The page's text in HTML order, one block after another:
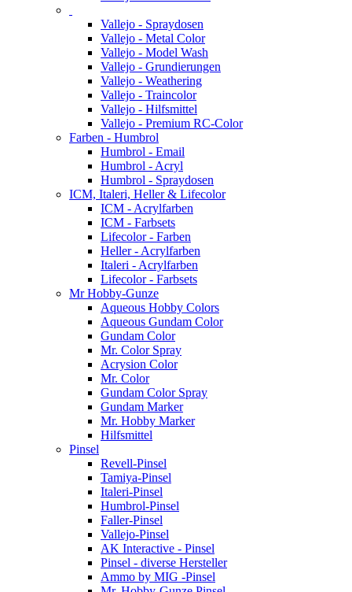
Vallejo - Spraydosen
Vallejo - Metal Color
Vallejo - Model Wash
Vallejo - Grundierungen
Vallejo - Weathering
Vallejo - Traincolor
Vallejo - Hilfsmittel
Vallejo - Premium RC-Color
Farben - Humbrol
Humbrol - Email
Humbrol - Acryl
Humbrol - Spraydosen
ICM, Italeri, Heller & Lifecolor
ICM - Acrylfarben
ICM - Farbsets
Lifecolor - Farben
Heller - Acrylfarben
Italeri - Acrylfarben
Lifecolor - Farbsets
Mr Hobby-Gunze
Aqueous Hobby Colors
Aqueous Gundam Color
Gundam Color
Mr. Color Spray
Acrysion Color
Mr. Color
Gundam Color Spray
Gundam Marker
Mr. Hobby Marker
Hilfsmittel
Pinsel
Revell-Pinsel
Tamiya-Pinsel
Italeri-Pinsel
Humbrol-Pinsel
Faller-Pinsel
Vallejo-Pinsel
AK Interactive - Pinsel
Pinsel - diverse Hersteller
Ammo by MIG -Pinsel